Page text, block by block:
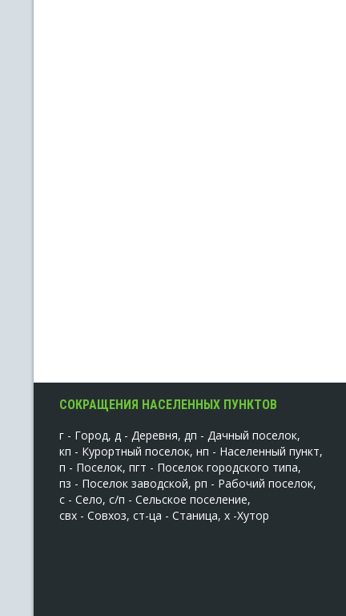
СОКРАЩЕНИЯ НАСЕЛЕННЫХ ПУНКТОВ
г - Город, д - Деревня, дп - Дачный поселок,
кп - Курортный поселок, нп - Населенный пункт,
п - Поселок, пгт - Поселок городского типа,
пз - Поселок заводской, рп - Рабочий поселок,
с - Село, с/п - Сельское поселение,
свх - Совхоз, ст-ца - Станица, х -Хутор